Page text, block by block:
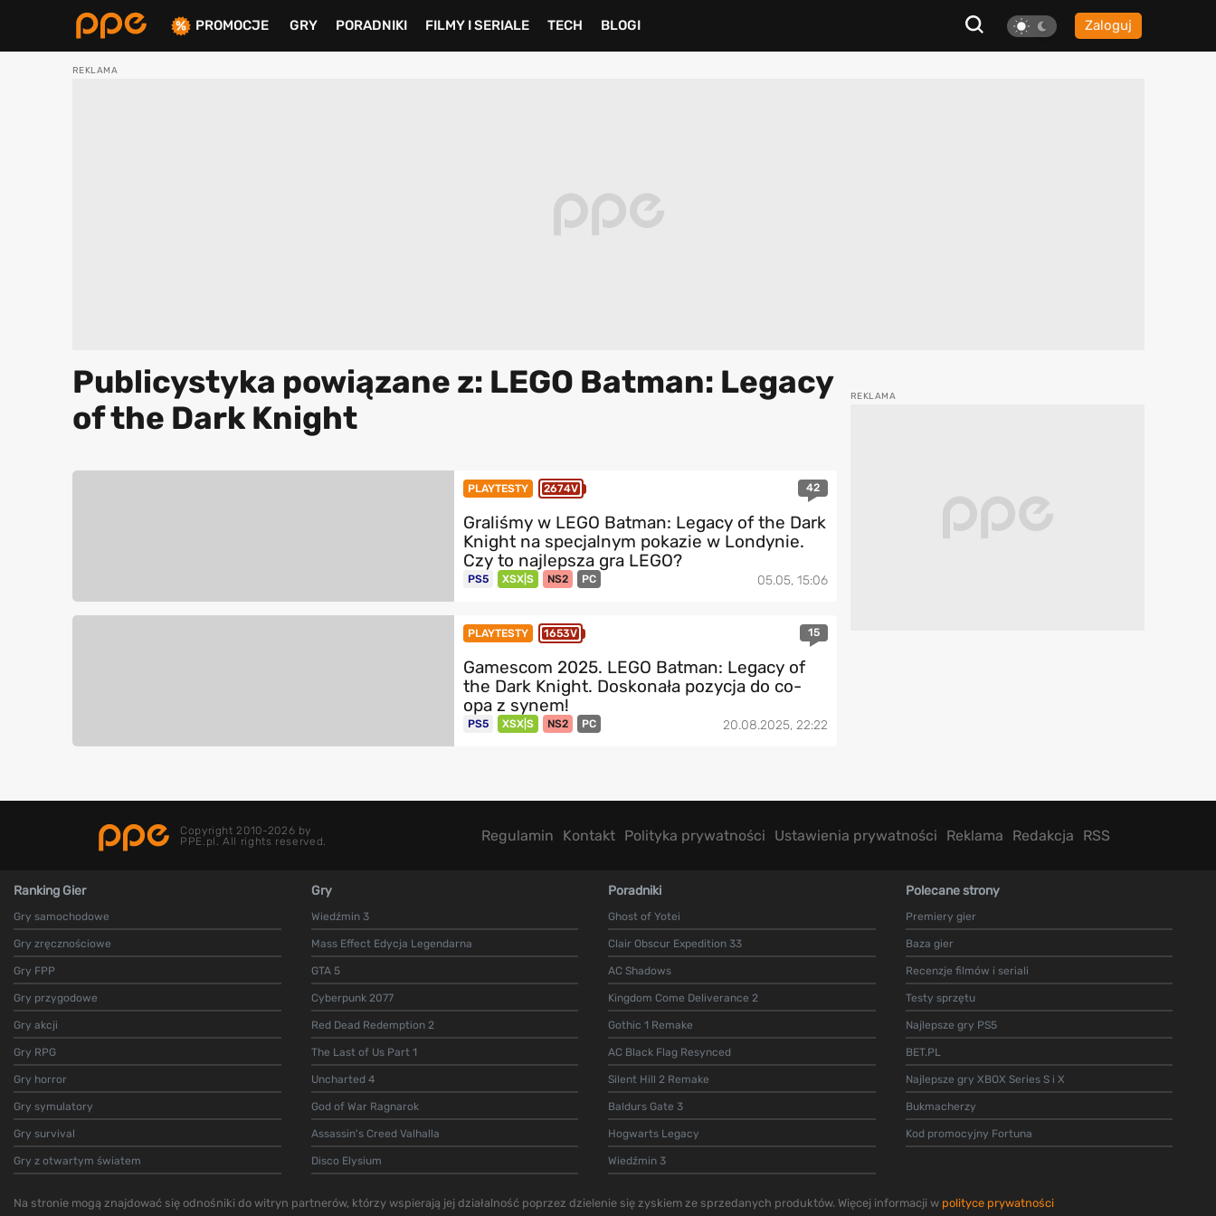
Zaloguj
PROMOCJE GRY PORADNIKI FILMY I SERIALE TECH BLOGI
Publicystyka powiązane z: LEGO Batman: Legacy
of the Dark Knight
PLAYTESTY 2674V 42
Graliśmy w LEGO Batman: Legacy of the Dark
Knight na specjalnym pokazie w Londynie.
Czy to najlepsza gra LEGO?
PS5 XSX|S NS2 PC 05.05, 15:06
PLAYTESTY 1653V 15
Gamescom 2025. LEGO Batman: Legacy of
the Dark Knight. Doskonała pozycja do co-
opa z synem!
PS5 XSX|S NS2 PC 20.08.2025, 22:22
Copyright 2010-2026 by
PPE.pl. All rights reserved.
Regulamin Kontakt Polityka prywatności Ustawienia prywatności Reklama Redakcja RSS
Ranking Gier
Gry samochodowe
Gry zręcznościowe
Gry FPP
Gry przygodowe
Gry akcji
Gry RPG
Gry horror
Gry symulatory
Gry survival
Gry z otwartym światem
Gry
Wiedźmin 3
Mass Effect Edycja Legendarna
GTA 5
Cyberpunk 2077
Red Dead Redemption 2
The Last of Us Part 1
Uncharted 4
God of War Ragnarok
Assassin's Creed Valhalla
Disco Elysium
Poradniki
Ghost of Yotei
Clair Obscur Expedition 33
AC Shadows
Kingdom Come Deliverance 2
Gothic 1 Remake
AC Black Flag Resynced
Silent Hill 2 Remake
Baldurs Gate 3
Hogwarts Legacy
Wiedźmin 3
Polecane strony
Premiery gier
Baza gier
Recenzje filmów i seriali
Testy sprzętu
Najlepsze gry PS5
BET.PL
Najlepsze gry XBOX Series S i X
Bukmacherzy
Kod promocyjny Fortuna
Na stronie mogą znajdować się odnośniki do witryn partnerów, którzy wspierają jej działalność poprzez dzielenie się zyskiem ze sprzedanych produktów. Więcej informacji w polityce prywatności